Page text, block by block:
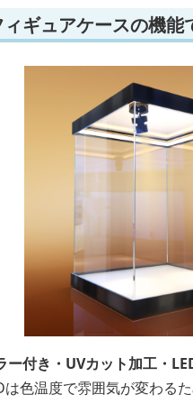
ィギュアケースの機能
ー付き・UVカット加工・
は色温度で雰囲気が変わる